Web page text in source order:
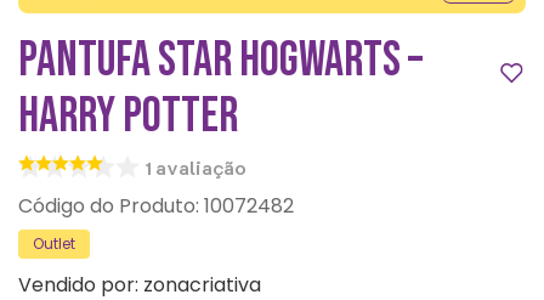
PANTUFA STAR HOGWARTS –
HARRY POTTER
1 avaliação
: 10072482
Outlet
Vendido por: zonacriativa